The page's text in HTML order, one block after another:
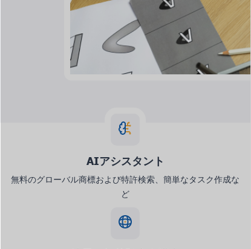
AIアシスタント
無料のグローバル商標および特許検索、簡単なタスク作成な
ど